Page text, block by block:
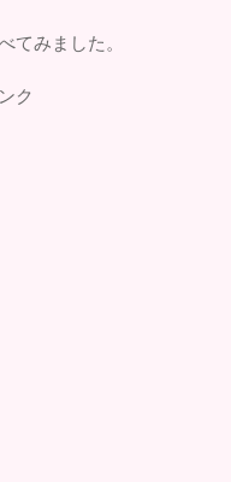
てみました。
ク